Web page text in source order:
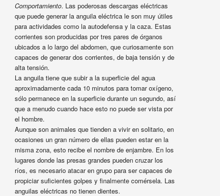
Comportamiento. Las poderosas descargas eléctricas
que puede generar la anguila eléctrica le son muy útiles
para actividades como la autodefensa y la caza. Estas
corrientes son producidas por tres pares de órganos
ubicados a lo largo del abdomen, que curiosamente son
capaces de generar dos corrientes, de baja tensión y de
alta tensión.
La anguila tiene que subir a la superficie del agua
aproximadamente cada 10 minutos para tomar oxígeno,
sólo permanece en la superficie durante un segundo, así
que a menudo cuando hace esto no puede ser vista por
el hombre.
Aunque son animales que tienden a vivir en solitario, en
ocasiones un gran número de ellas pueden estar en la
misma zona, esto recibe el nombre de enjambre. En los
lugares donde las presas grandes pueden cruzar los
ríos, es necesario atacar en grupo para ser capaces de
propiciar suficientes golpes y finalmente comérsela. Las
anguilas eléctricas no tienen dientes.